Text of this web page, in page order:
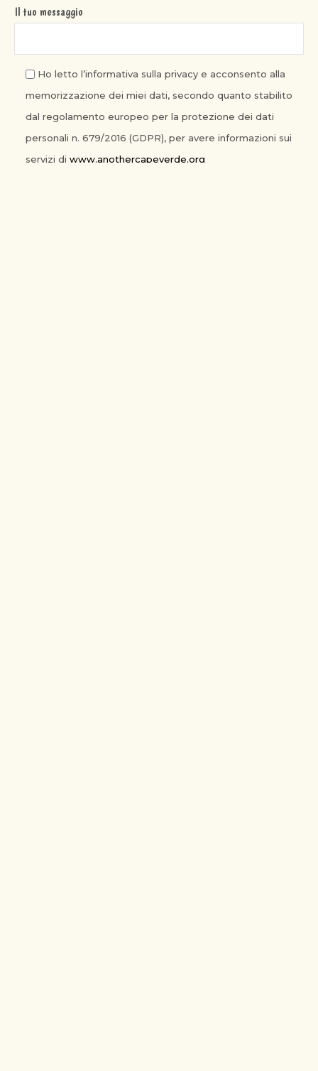
Il tuo messaggio
Ho letto l’informativa sulla privacy e acconsento alla
memorizzazione dei miei dati, secondo quanto stabilito
dal regolamento europeo per la protezione dei dati
personali n. 679/2016 (GDPR), per avere informazioni sui
servizi di www.anothercapeverde.org